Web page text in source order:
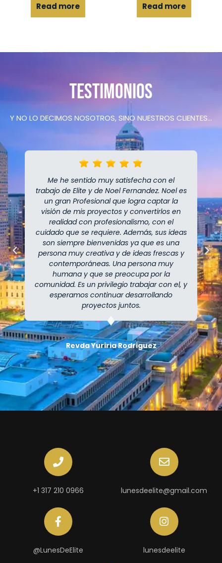
Read more Read more
Testimonios
Y NO LO DECIMOS NOSOTROS, SINO NUESTROS CLIENTES…
Me he sentido muy satisfecha con el
trabajo de Elite y de Noel Fernandez. Noel es
un gran Profesional que logra captar la
visión de mis proyectos y convertirlos en
realidad con profesionalismo, con el
cuidado que se requiere. Además, sus ideas
son siempre bienvenidas ya que es una
persona muy creativa y de ideas frescas y
contemporáneas. Una persona muy
humana y que se preocupa por la
comunidad. Es un privilegio trabajar con el, y
esperamos continuar desarrollando
proyectos juntos.
⁠Revda Yuriria Rodriguez
+1 317 210 0966 lunesdeelite@gmail.com
@LunesDeElite lunesdeelite